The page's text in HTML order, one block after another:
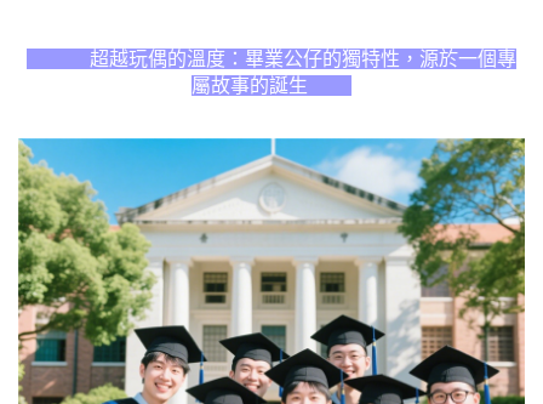
超越玩偶的溫度：畢業公仔的獨特性，源於一個專
屬故事的誕生